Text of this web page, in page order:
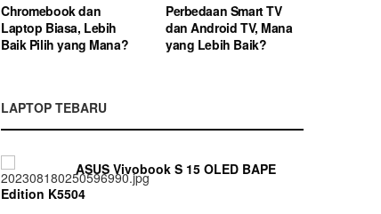
Chromebook dan
Laptop Biasa, Lebih
Baik Pilih yang Mana?
Perbedaan Smart TV
dan Android TV, Mana
yang Lebih Baik?
LAPTOP TEBARU
ASUS Vivobook S 15 OLED BAPE
Edition K5504